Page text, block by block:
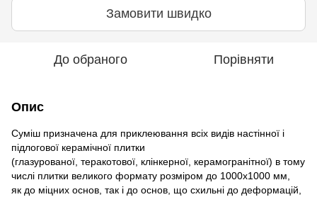
Замовити швидко
До обраного Порівняти
Опис
Суміш призначена для приклеювання всіх видів настінної і
підлогової керамічної плитки
(глазурованої, теракотової, клінкерної, керамогранітної) в тому
числі плитки великого формату розміром до 1000х1000 мм,
як до міцних основ, так і до основ, що схильні до деформацій,